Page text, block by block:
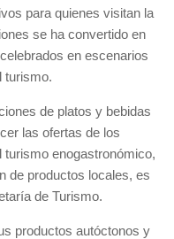
para quienes visitan la
se ha convertido en
en escenarios
turismo.
de platos y bebidas
las ofertas de los
enogastronómico,
de productos locales, es
de Turismo.
productos autóctonos y